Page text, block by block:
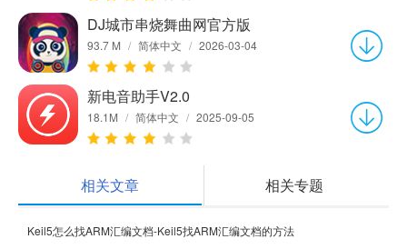
DJ城市串烧舞曲网官方版
93.7 M / 简体中文 / 2026-03-04
新电音助手V2.0
18.1M / 简体中文 / 2025-09-05
相关文章 相关专题
Keil5怎么找ARM汇编文档-Keil5找ARM汇编文档的方法